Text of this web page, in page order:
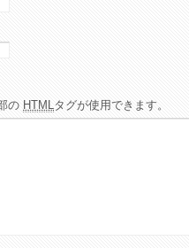
の HTMLタグが使用できます。